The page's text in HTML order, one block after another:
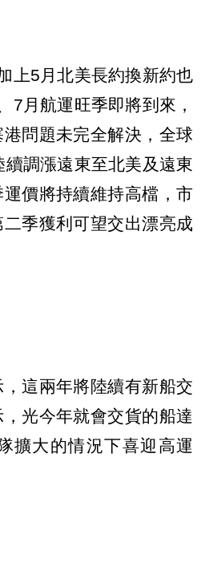
上5月北美長約換新約也
7月航運旺季即將到來，
問題未完全解決，全球
調漲遠東至北美及遠東
價將持續維持高檔，市
季獲利可望交出漂亮成
這兩年將陸續有新船交
光今年就會交貨的船達
擴大的情況下喜迎高運